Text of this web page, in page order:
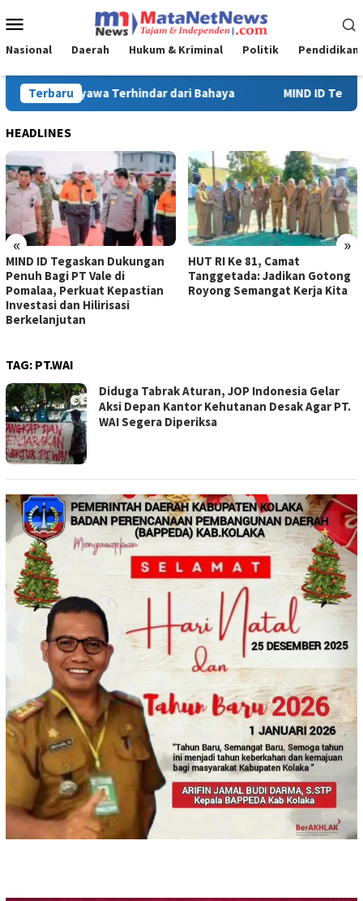
ke
Mobile
Nasional Daerah Hukum & Kriminal Politik Pendidikan
Terbaru
ID Tegaskan Dukungan Penuh Bagi PT Vale di Pomalaa,
HEADLINES
« »
HUT RI Ke 81, Camat
Tanggetada: Jadikan Gotong
Royong Semangat Kerja Kita
Turnamen Sepak Bola
Ke-81 di Kecamatan
Tanggetada Resmi
TAG: PT.WAI
Diduga Tabrak Aturan, JOP Indonesia Gelar
Aksi Depan Kantor Kehutanan Desak Agar PT.
WAI Segera Diperiksa